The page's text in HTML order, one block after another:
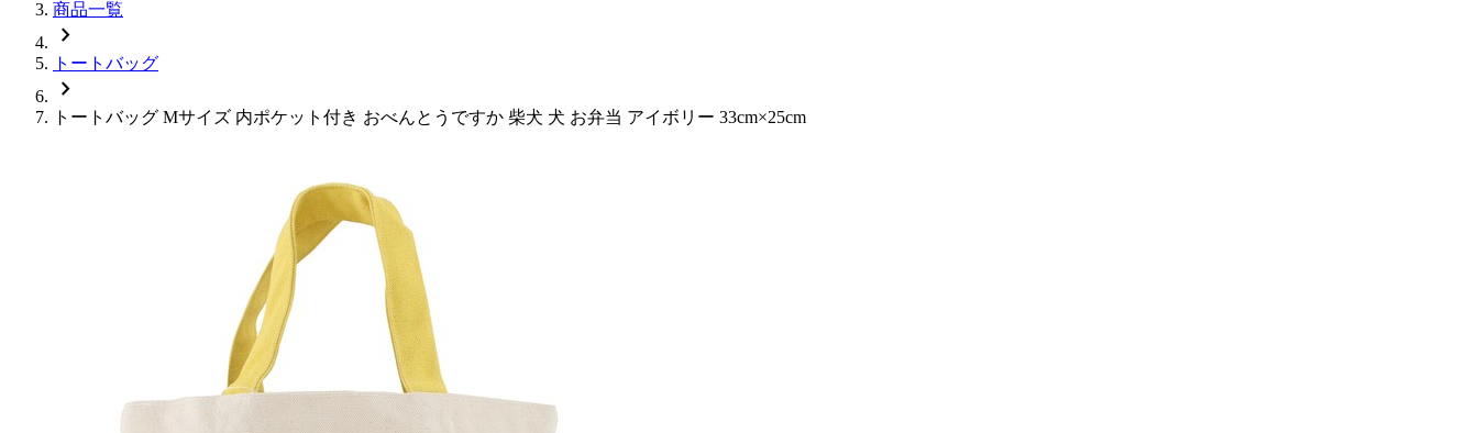
商品一覧
chevron_right
トートバッグ
chevron_right
トートバッグ Mサイズ 内ポケット付き おべんとうですか 柴犬 犬 お弁当 アイボリー 33cm×25cm